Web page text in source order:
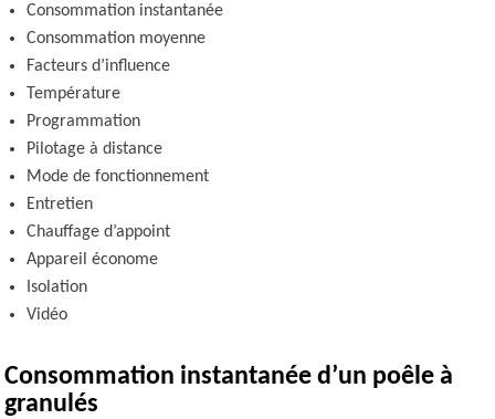
Consommation instantanée
Consommation moyenne
Facteurs d’influence
Température
Programmation
Pilotage à distance
Mode de fonctionnement
Entretien
Chauffage d’appoint
Appareil économe
Isolation
Vidéo
Consommation instantanée d’un poêle à
granulés